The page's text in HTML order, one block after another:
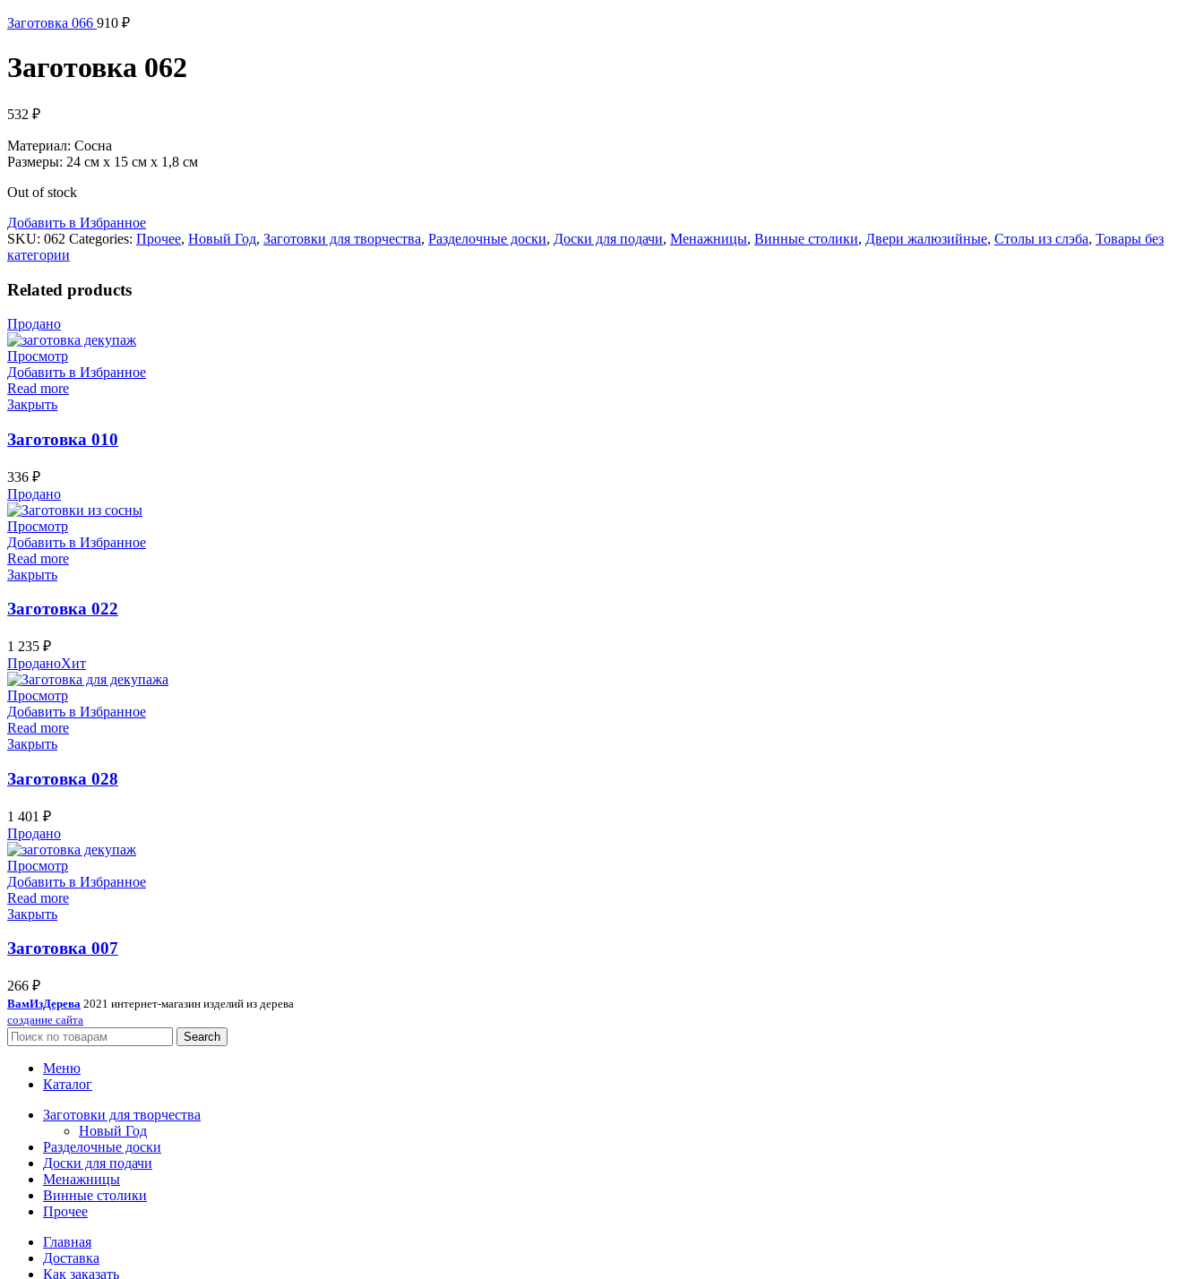
Заготовка 066 910 ₽
Заготовка 062
532 ₽
Материал: Сосна
Размеры: 24 см х 15 см х 1,8 см
Out of stock
Добавить в Избранное
SKU: 062 Categories: Прочее, Новый Год, Заготовки для творчества, Разделочные доски, Доски для подачи, Менажницы, Винные столики, Двери жалюзийные, Столы из слэба, Товары без
категории
Related products
Продано
Просмотр
Добавить в Избранное
Read more
Закрыть
Заготовка 010
336 ₽
Продано
Просмотр
Добавить в Избранное
Read more
Закрыть
Заготовка 022
1 235 ₽
ПроданоХит
Просмотр
Добавить в Избранное
Read more
Закрыть
Заготовка 028
1 401 ₽
Продано
Просмотр
Добавить в Избранное
Read more
Закрыть
Заготовка 007
266 ₽
ВамИзДерева 2021 интернет-магазин изделий из дерева
создание сайта
Search
Меню
Каталог
Заготовки для творчества
Новый Год
Разделочные доски
Доски для подачи
Менажницы
Винные столики
Прочее
Главная
Доставка
Как заказать